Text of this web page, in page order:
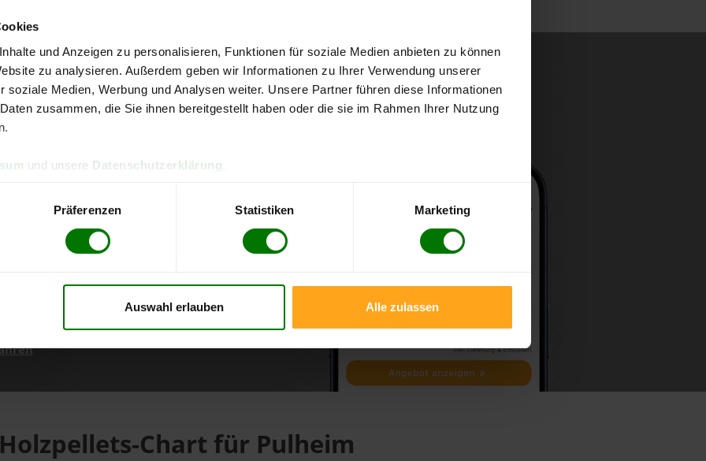
und Anzeigen zu personalisieren, Funktionen für soziale Medien anbieten zu können
zu analysieren. Außerdem geben wir Informationen zu Ihrer Verwendung unserer
soziale Medien, Werbung und Analysen weiter. Unsere Partner führen diese Informationen
zusammen, die Sie ihnen bereitgestellt haben oder die sie im Rahmen Ihrer Nutzung
und unsere Datenschutzerklärung
Präferenzen Statistiken Marketing
Auswahl erlauben Alle zulassen
kostenlose
direkt online bestellen
aktuellen Stand
Holzpellets-Chart für Pulheim